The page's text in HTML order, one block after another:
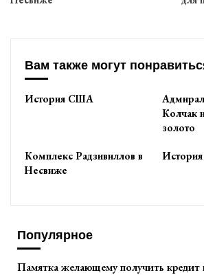
Вам также могут
История США
Колчак
золото
Комплекс Радзивиллов в
Несвиже
Популярное
Памятка желающему получить кредит